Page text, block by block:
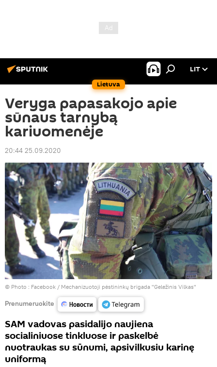
Lietuva
LIT
Veryga papasakojo apie
sūnaus tarnybą
kariuomenėje
20:44 25.09.2020
© Photo : Facebook / Mechanizuotoji pėstininkų brigada "Geležinis Vilkas"
Prenumeruokite
SAM vadovas pasidalijo naujiena
socialiniuose tinkluose ir paskelbė
nuotraukas su sūnumi, apsivilkusiu karinę
uniformą